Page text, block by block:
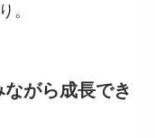
。
がら成長でき